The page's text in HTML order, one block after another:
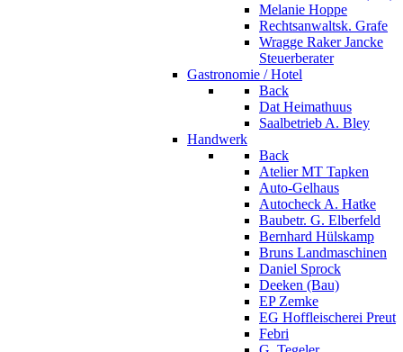
Melanie Hoppe
Rechtsanwaltsk. Grafe
Wragge Raker Jancke
Steuerberater
Gastronomie / Hotel
Back
Dat Heimathuus
Saalbetrieb A. Bley
Handwerk
Back
Atelier MT Tapken
Auto-Gelhaus
Autocheck A. Hatke
Baubetr. G. Elberfeld
Bernhard Hülskamp
Bruns Landmaschinen
Daniel Sprock
Deeken (Bau)
EP Zemke
EG Hoffleischerei Preut
Febri